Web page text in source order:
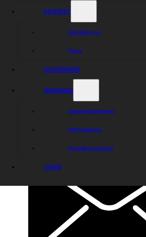
KONTAKT
Kontakta oss
Press
SOUVENIRER
MARKNAD
Samarbetspartners
1947-klubben
Kontakta marknad
VIPEN